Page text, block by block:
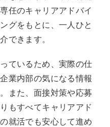
任のキャリアアドバイ
グをもとに、一人ひと
できます。
ているため、実際の仕
業内部の気になる情報
また、面接対策や応募
もすべてキャリアアド
就活でも安心して進め